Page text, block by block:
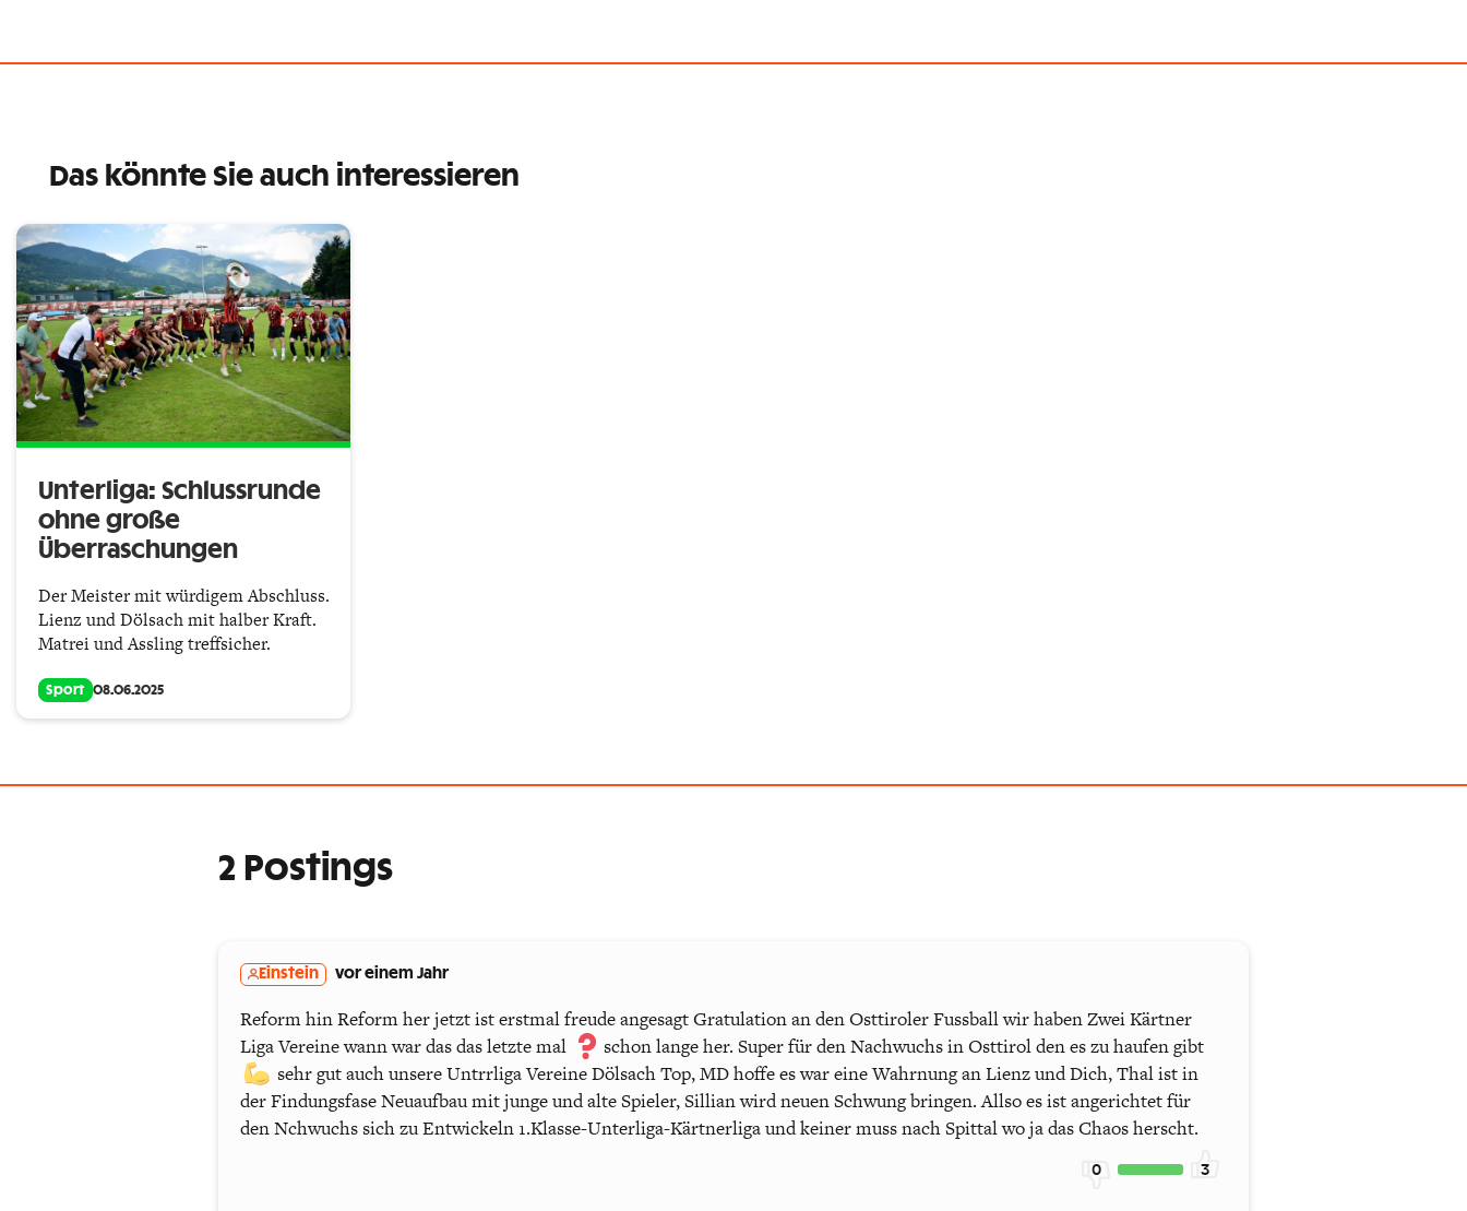
Das könnte Sie auch interessieren
Unterliga: Schlussrunde
ohne große
Überraschungen
Der Meister mit würdigem Abschluss.
Lienz und Dölsach mit halber Kraft.
Matrei und Assling treffsicher.
Sport 08.06.2025
2 Postings
Einstein vor einem Jahr
Reform hin Reform her jetzt ist erstmal freude angesagt Gratulation an den Osttiroler Fussball wir haben Zwei Kärtner
Liga Vereine wann war das das letzte mal
schon lange her. Super für den Nachwuchs in Osttirol den es zu haufen gibt
sehr gut auch unsere Untrrliga Vereine Dölsach Top, MD hoffe es war eine Wahrnung an Lienz und Dich, Thal ist in
der Findungsfase Neuaufbau mit junge und alte Spieler, Sillian wird neuen Schwung bringen. Allso es ist angerichtet für
den Nchwuchs sich zu Entwickeln 1.Klasse-Unterliga-Kärtnerliga und keiner muss nach Spittal wo ja das Chaos herscht.
0 3